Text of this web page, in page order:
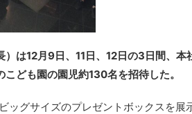
は12月9日、11日、12日の3日間、本
ども園の園児約130名を招待した。
グサイズのプレゼントボックスを展